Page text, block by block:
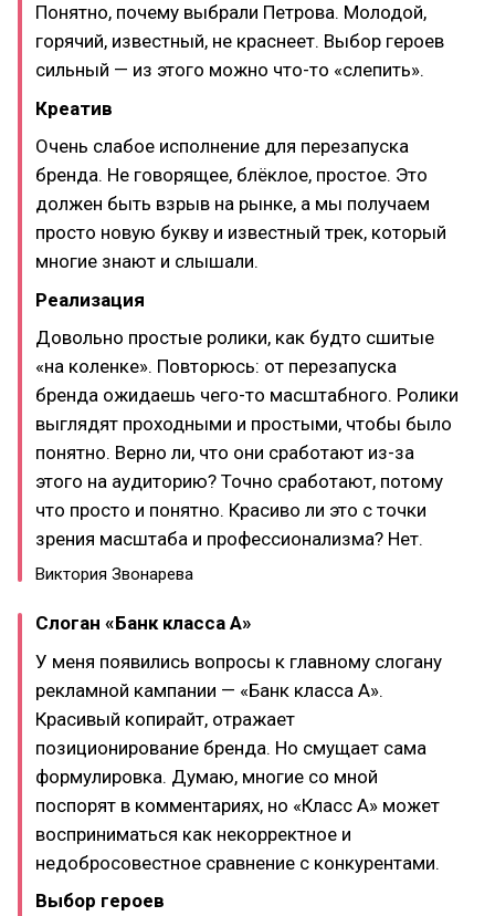
Понятно, почему выбрали Петрова. Молодой,
горячий, известный, не краснеет. Выбор героев
сильный — из этого можно что-то «слепить».
Креатив
Очень слабое исполнение для перезапуска
бренда. Не говорящее, блёклое, простое. Это
должен быть взрыв на рынке, а мы получаем
просто новую букву и известный трек, который
многие знают и слышали.
Реализация
Довольно простые ролики, как будто сшитые
«на коленке». Повторюсь: от перезапуска
бренда ожидаешь чего-то масштабного. Ролики
выглядят проходными и простыми, чтобы было
понятно. Верно ли, что они сработают из-за
этого на аудиторию? Точно сработают, потому
что просто и понятно. Красиво ли это с точки
зрения масштаба и профессионализма? Нет.
Виктория Звонарева
Слоган «Банк класса А»
У меня появились вопросы к главному слогану
рекламной кампании — «Банк класса А».
Красивый копирайт, отражает
позиционирование бренда. Но смущает сама
формулировка. Думаю, многие со мной
поспорят в комментариях, но «Класс А» может
восприниматься как некорректное и
недобросовестное сравнение с конкурентами.
Выбор героев